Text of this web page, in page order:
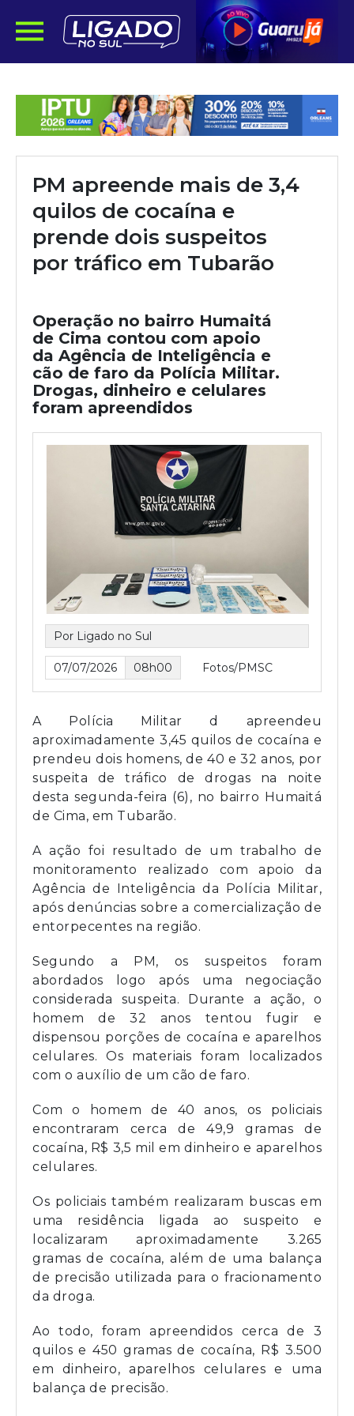
PM apreende mais de 3,4
quilos de cocaína e
prende dois suspeitos
por tráfico em Tubarão
Operação no bairro Humaitá
de Cima contou com apoio
da Agência de Inteligência e
cão de faro da Polícia Militar.
Drogas, dinheiro e celulares
foram apreendidos
Por Ligado no Sul
07/07/2026 08h00 Fotos/PMSC
A Polícia Militar d apreendeu
aproximadamente 3,45 quilos de cocaína e
prendeu dois homens, de 40 e 32 anos, por
suspeita de tráfico de drogas na noite
desta segunda-feira (6), no bairro Humaitá
de Cima, em Tubarão.
A ação foi resultado de um trabalho de
monitoramento realizado com apoio da
Agência de Inteligência da Polícia Militar,
após denúncias sobre a comercialização de
entorpecentes na região.
Segundo a PM, os suspeitos foram
abordados logo após uma negociação
considerada suspeita. Durante a ação, o
homem de 32 anos tentou fugir e
dispensou porções de cocaína e aparelhos
celulares. Os materiais foram localizados
com o auxílio de um cão de faro.
Com o homem de 40 anos, os policiais
encontraram cerca de 49,9 gramas de
cocaína, R$ 3,5 mil em dinheiro e aparelhos
celulares.
Os policiais também realizaram buscas em
uma residência ligada ao suspeito e
localizaram aproximadamente 3.265
gramas de cocaína, além de uma balança
de precisão utilizada para o fracionamento
da droga.
Ao todo, foram apreendidos cerca de 3
quilos e 450 gramas de cocaína, R$ 3.500
em dinheiro, aparelhos celulares e uma
balança de precisão.